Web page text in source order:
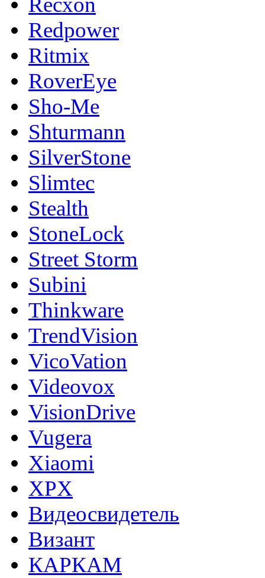
Redpower
Ritmix
RoverEye
Sho-Me
Shturmann
SilverStone
Slimtec
Stealth
StoneLock
Street Storm
Subini
Thinkware
TrendVision
VicoVation
Videovox
VisionDrive
Vugera
Xiaomi
XPX
Видеосвидетель
Визант
КАРКАМ